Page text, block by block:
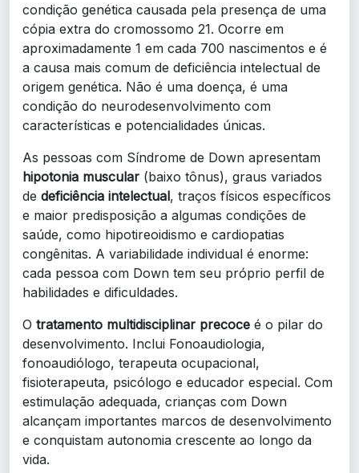
condição genética causada pela presença de uma
cópia extra do cromossomo 21. Ocorre em
aproximadamente 1 em cada 700 nascimentos e é
a causa mais comum de deficiência intelectual de
origem genética. Não é uma doença, é uma
condição do neurodesenvolvimento com
características e potencialidades únicas.
As pessoas com Síndrome de Down apresentam
hipotonia muscular (baixo tônus), graus variados
de deficiência intelectual, traços físicos específicos
e maior predisposição a algumas condições de
saúde, como hipotireoidismo e cardiopatias
congênitas. A variabilidade individual é enorme:
cada pessoa com Down tem seu próprio perfil de
habilidades e dificuldades.
O tratamento multidisciplinar precoce é o pilar do
desenvolvimento. Inclui Fonoaudiologia,
fonoaudiólogo, terapeuta ocupacional,
fisioterapeuta, psicólogo e educador especial. Com
estimulação adequada, crianças com Down
alcançam importantes marcos de desenvolvimento
e conquistam autonomia crescente ao longo da
vida.